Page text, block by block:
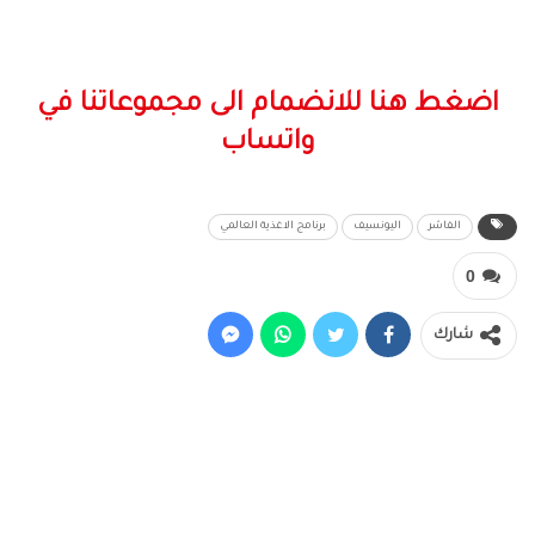
اضغط هنا للانضمام الى مجموعاتنا في
واتساب
الفاشر اليونسيف برنامج الاغذية العالمي
0
شارك